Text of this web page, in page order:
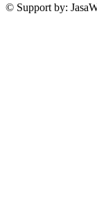
© Support by: